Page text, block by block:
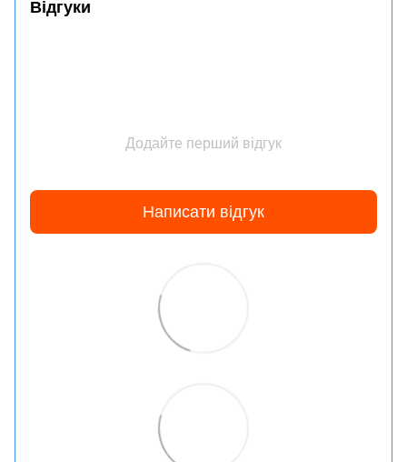
Відгуки
Додайте перший відгук
Написати відгук